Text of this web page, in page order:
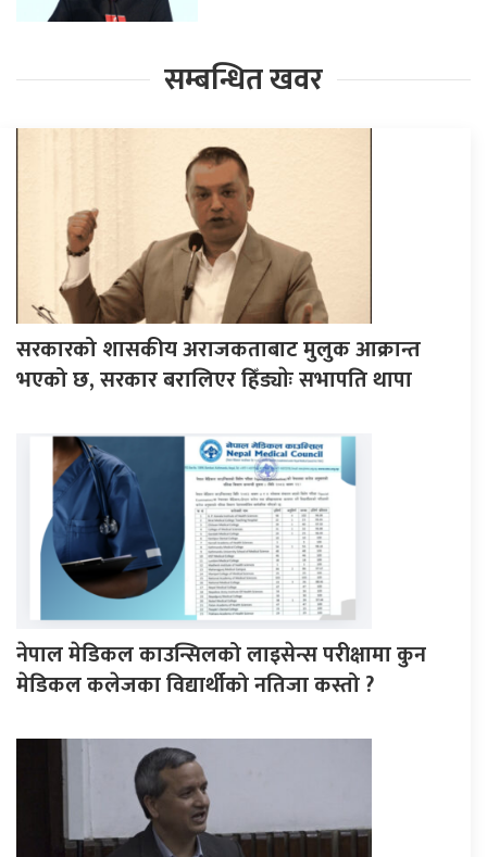
सम्बन्धित खवर
सरकारको शासकीय अराजकताबाट मुलुक आक्रान्त
भएको छ, सरकार बरालिएर हिँड्याेः सभापति थापा
नेपाल मेडिकल काउन्सिलको लाइसेन्स परीक्षामा कुन
मेडिकल कलेजका विद्यार्थीको नतिजा कस्तो ?